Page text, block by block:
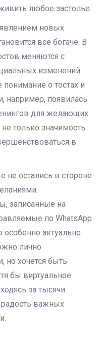
любое застолье.
новых
все богаче. В
меняются с
изменений.
о тостах и
например, появилась
для желающих
не только значимость
в
не остались в стороне
записанные на
по WhatsApp
актуально
лично
но хочется быть
бы виртуальное
за тысячи
важных